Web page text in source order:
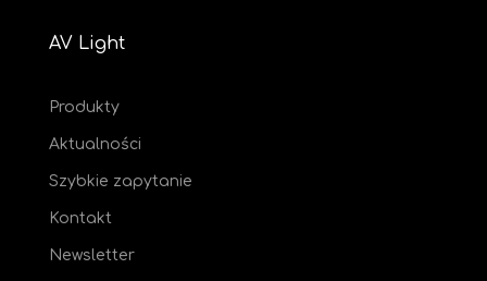
AV Light
Produkty
Aktualności
Szybkie zapytanie
Kontakt
Newsletter